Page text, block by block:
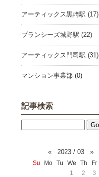
アーティックス黒崎駅 (17)
ブランシーズ城野駅 (22)
アーティックス門司駅 (31)
マンション事業部 (0)
記事検索
« 2023 / 03 »
Su Mo Tu We Th Fr
1
2 3